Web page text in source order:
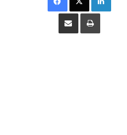
Partager par email Imprimer